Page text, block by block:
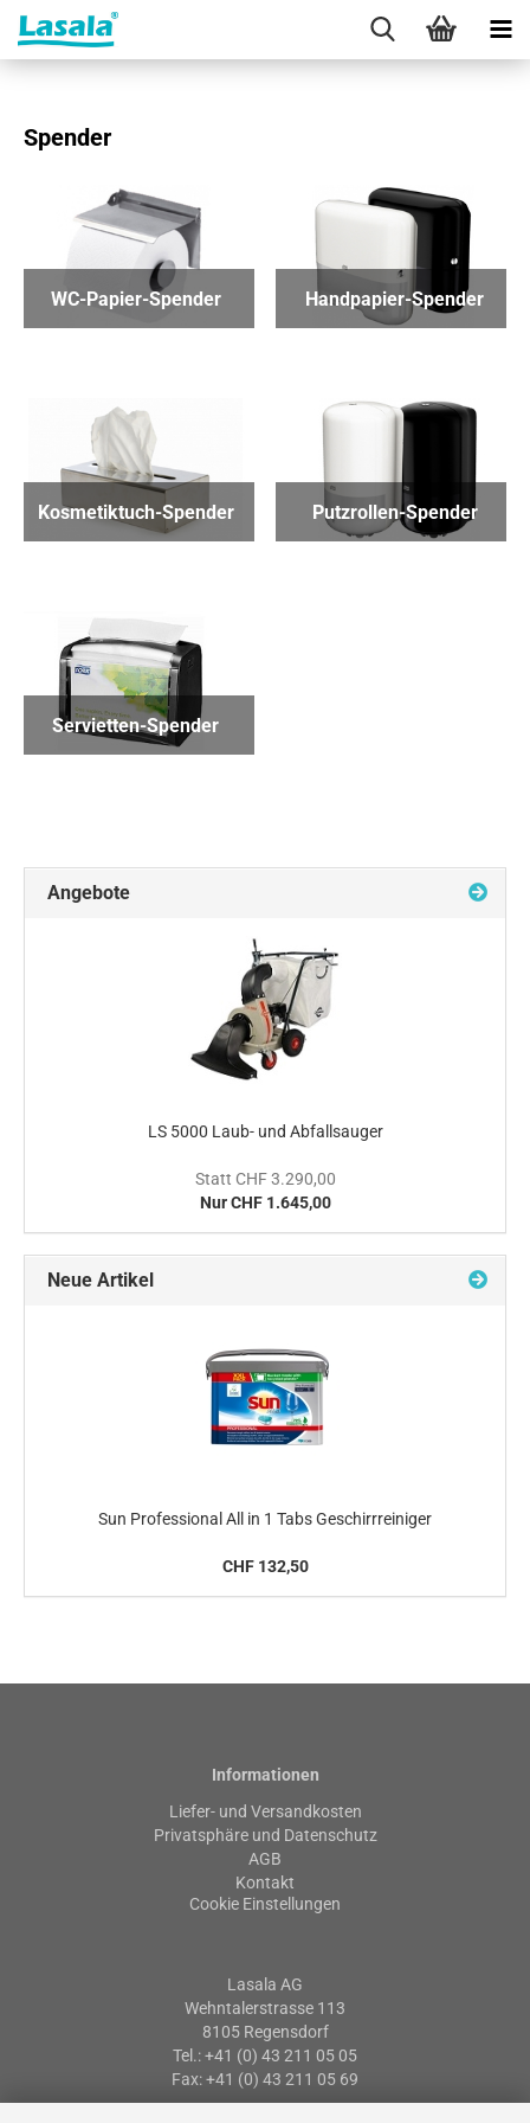
Spender
WC-Papier-Spender Handpapier-Spender
Kosmetiktuch-Spender Putzrollen-Spender
Servietten-Spender
Angebote
LS 5000 Laub- und Abfallsauger
Statt CHF 3.290,00
Nur CHF 1.645,00
Neue Artikel
Sun Professional All in 1 Tabs Geschirrreiniger
CHF 132,50
Informationen
Liefer- und Versandkosten
Privatsphäre und Datenschutz
AGB
Kontakt
Cookie Einstellungen
Lasala AG
Wehntalerstrasse 113
8105 Regensdorf
Tel.: +41 (0) 43 211 05 05
Fax: +41 (0) 43 211 05 69